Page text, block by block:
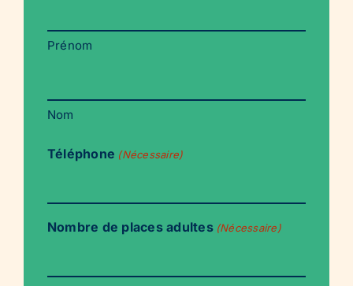
Prénom
Nom
Téléphone (Nécessaire)
Nombre de places adultes (Nécessaire)